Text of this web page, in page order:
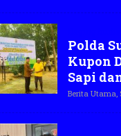
Polda
Kupon
Sapi
Berita Utama,